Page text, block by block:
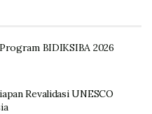
BIDIKSIBA 2026
Revalidasi UNESCO